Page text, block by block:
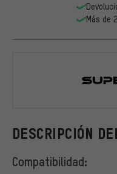
DESCRIPCIÓN
Compatibilidad:
Más de